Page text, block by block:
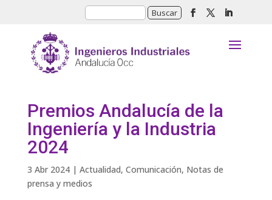
Premios Andalucía de la
Ingeniería y la Industria
2024
3 Abr 2024| Actualidad, Comunicación, Notas de
prensa y medios